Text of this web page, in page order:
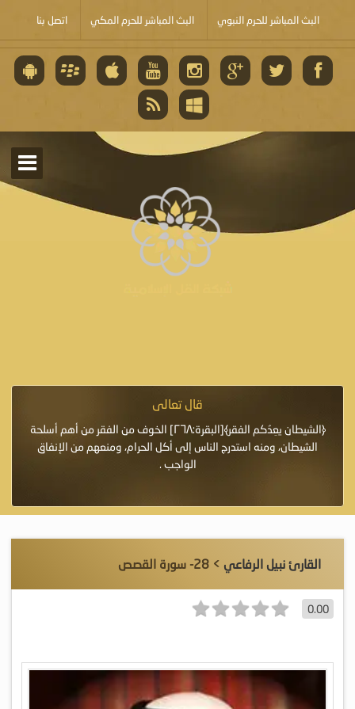
البث المباشر للحرم النبوي البث المباشر للحرم المكي اتصل بنا
قال تعالى
﴿الشيطان يعِدُكم الفقر﴾[البقرة:٢٦٨] الخوف من الفقر من أهم أسلحة
الشيطان، ومنه استدرج الناس إلى أكل الحرام، ومنعهم من الإنفاق
الواجب .
القارئ نبيل الرفاعي > 28- سورة القصص
0.00